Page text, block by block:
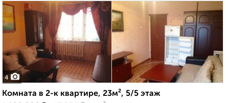
4
Комната в 2-к квартире, 23м², 5/5 этаж